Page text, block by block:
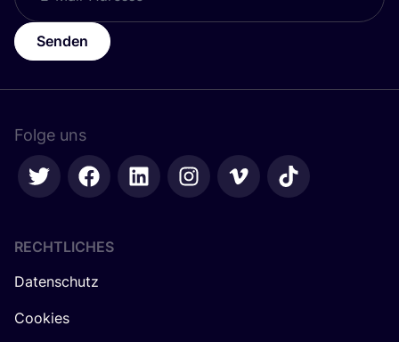
Senden
Folge uns
RECHTLICHES
Datenschutz
Cookies